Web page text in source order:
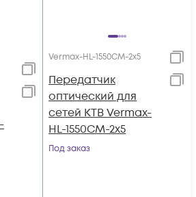
Vermax-HL-1550CM-2x5
Передатчик
оптический для
сетей КТВ Vermax-
HL-1550CM-2x5
Под заказ